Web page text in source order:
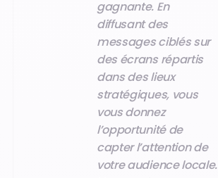
gagnante. En
diffusant des
messages ciblés sur
des écrans répartis
dans des lieux
stratégiques, vous
vous donnez
l’opportunité de
capter l’attention de
votre audience locale.